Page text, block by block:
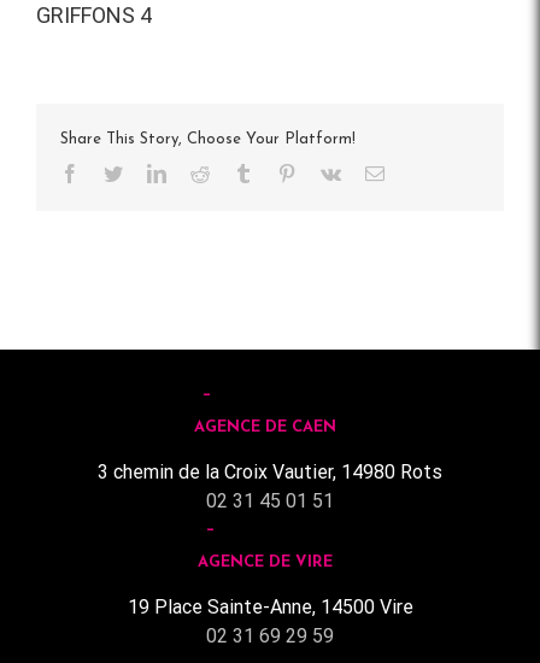
GRIFFONS 4
Share This Story, Choose Your Platform!
Facebook
TwitterLinkedInReddit Tumblr Pinterest
Vk Email
AGENCE DE CAEN
3 chemin de la Croix Vautier, 14980 Rots
02 31 45 01 51
AGENCE DE VIRE
19 Place Sainte-Anne, 14500 Vire
02 31 69 29 59